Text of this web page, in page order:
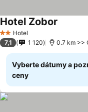
2 Počet hviezdičiek
Hotel
Hotel Zobor
7,1 1 120 0.7 km >>
Vyberte dátumy a
ceny